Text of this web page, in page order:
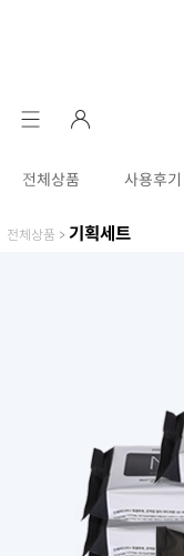
전체상품 사용후기
전체상품 > 기획세트